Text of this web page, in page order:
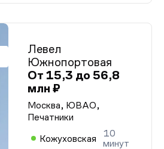
Левел
Южнопортовая
От 15,3 до 56,8
млн ₽
Москва, ЮВАО,
Печатники
Кожуховская
10
минут